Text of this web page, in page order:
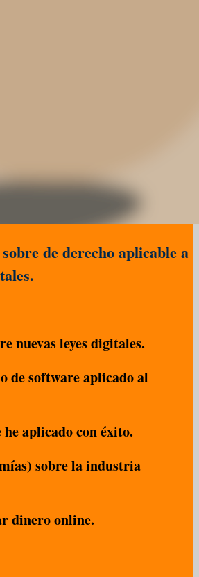
de derecho aplicable a
nuevas leyes digitales.
de software aplicado al
aplicado con éxito.
sobre la industria
dinero online.